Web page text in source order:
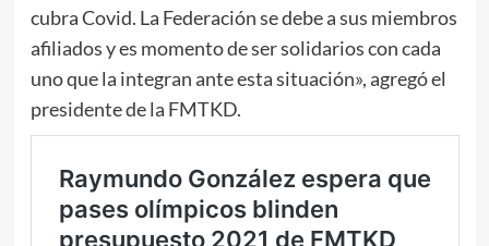
cubra Covid. La Federación se debe a sus miembros
afiliados y es momento de ser solidarios con cada
uno que la integran ante esta situación», agregó el
presidente de la FMTKD.